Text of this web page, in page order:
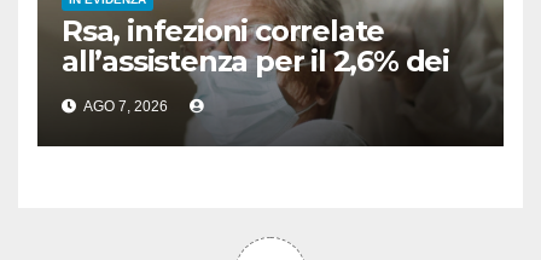
Rsa, infezioni correlate
all’assistenza per il 2,6% dei
residenti
AGO 7, 2026